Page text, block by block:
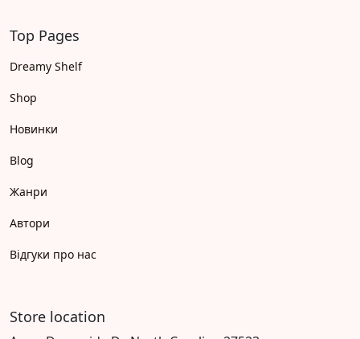
Top Pages
Dreamy Shelf
Shop
Новинки
Blog
Жанри
Автори
Відгуки про нас
Store location